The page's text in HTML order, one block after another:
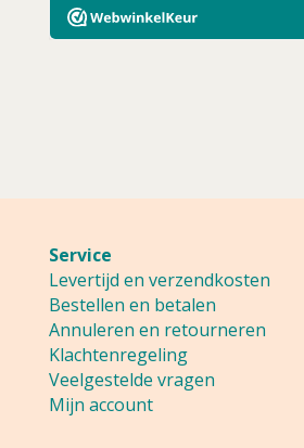
Service
Levertijd en verzendkosten
Bestellen en betalen
Annuleren en retourneren
Klachtenregeling
Veelgestelde vragen
Mijn account